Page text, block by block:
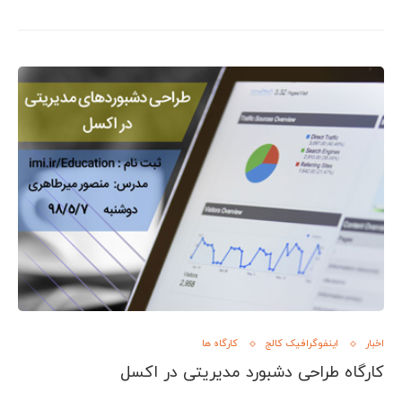
اخبار اینفوگرافیک کالج کارگاه ها
کارگاه طراحی دشبورد مدیریتی در اکسل